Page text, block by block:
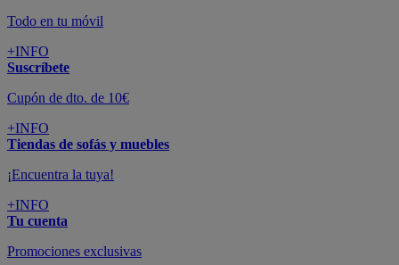
Todo en tu móvil
+INFO
Suscríbete
Cupón de dto. de 10€
+INFO
Tiendas de sofás y muebles
¡Encuentra la tuya!
+INFO
Tu cuenta
Promociones exclusivas